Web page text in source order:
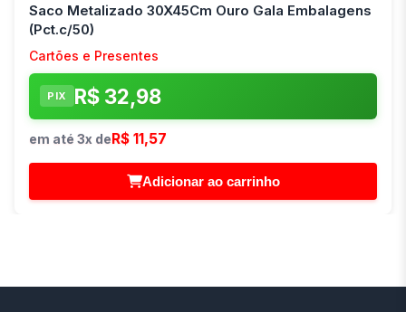
Saco Metalizado 30X45Cm Ouro Gala Embalagens
(Pct.c/50)
Cartões e Presentes
PIX R$ 32,98
em até 3x deR$ 11,57
Adicionar ao carrinho